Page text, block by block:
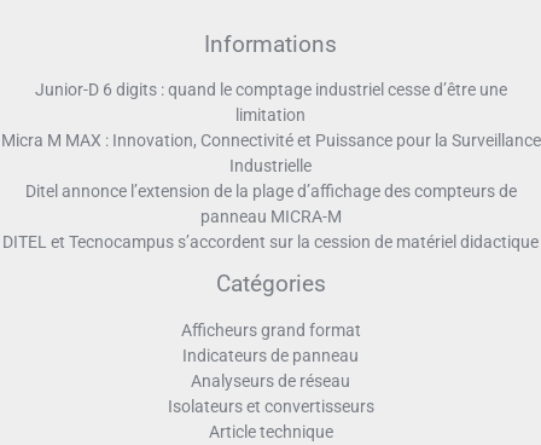
Informations
Junior-D 6 digits : quand le comptage industriel cesse d’être une
limitation
Micra M MAX : Innovation, Connectivité et Puissance pour la Surveillance
Industrielle
Ditel annonce l’extension de la plage d’affichage des compteurs de
panneau MICRA-M
DITEL et Tecnocampus s’accordent sur la cession de matériel didactique
Catégories
Afficheurs grand format
Indicateurs de panneau
Analyseurs de réseau
Isolateurs et convertisseurs
Article technique